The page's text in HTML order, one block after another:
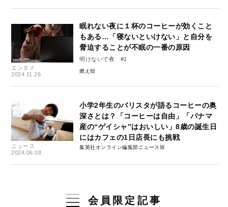
エンタメ
2024.11.26
眠れない夜に１杯のコーヒーが効くこと
もある…「寝ないといけない」と自分を
脅迫することが不眠の一番の原因
明けないで夜 #1
燃え殻
ニュース
2024.06.08
小学2年生のバリスタが語るコーヒーの奥
深さとは？「コーヒーは自由」「パナマ
産の“ゲイシャ”はおいしい」8歳の誕生日
にはカフェの1日店長にも挑戦
集英社オンライン編集部ニュース班
会員限定記事